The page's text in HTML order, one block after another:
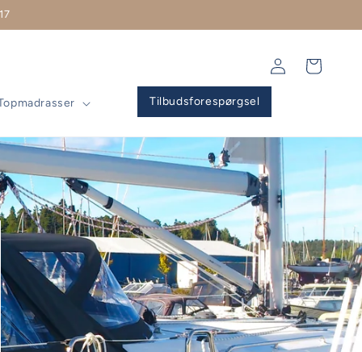
Tilbudsforespørgsel
Log
ind
Indkøbskurv